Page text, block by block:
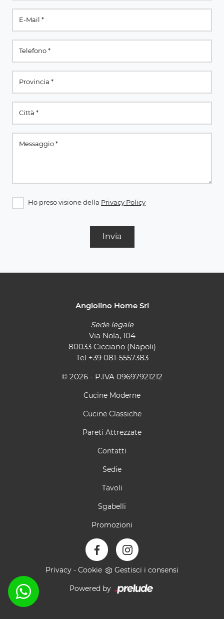
Ho preso visione della Privacy Policy
Invia
Angiolino Home Srl
Sede legale
Via Nola, 104
80033 Cicciano (Napoli)
Tel +39 081-5557383
© 2026 - P.IVA 09697921212
Cucine Moderne
Cucine Classiche
Pareti Attrezzate
Contatti
Sedie
Tavoli
Sgabelli
Promozioni
Privacy - Cookie Gestisci i consensi
Powered by